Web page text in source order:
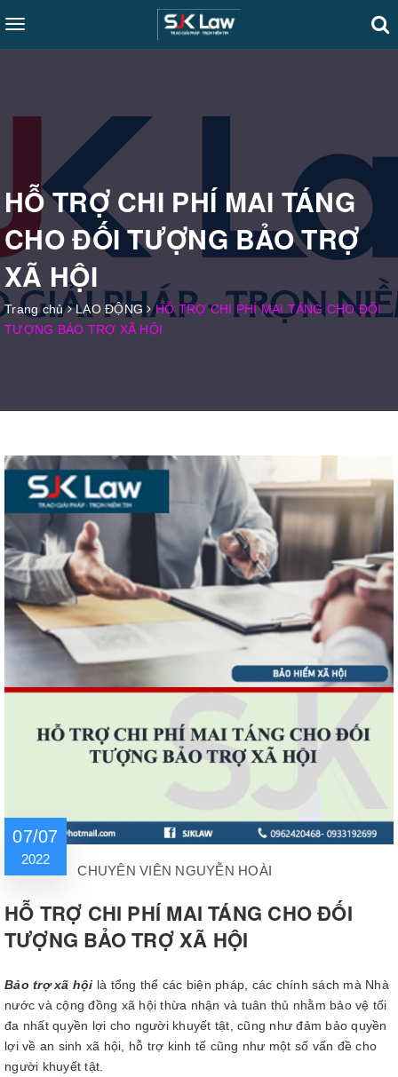
Toggle
navigation
HỖ TRỢ CHI PHÍ MAI TÁNG
CHO ĐỐI TƯỢNG BẢO TRỢ
XÃ HỘI
Trang chủ LAO ĐỘNG
HỖ TRỢ CHI PHÍ MAI TÁNG CHO ĐỐI
TƯỢNG BẢO TRỢ XÃ HỘI
07/07
2022
CHUYÊN VIÊN NGUYỄN HOÀI
HỖ TRỢ CHI PHÍ MAI TÁNG CHO ĐỐI
TƯỢNG BẢO TRỢ XÃ HỘI
Bảo trợ xã hội là tổng thể các biện pháp, các chính sách mà Nhà
nước và cộng đồng xã hội thừa nhận và tuân thủ nhằm bảo vệ tối
đa nhất quyền lợi cho người khuyết tật, cũng như đảm bảo quyền
lợi về an sinh xã hội, hỗ trợ kinh tế cũng như một số vấn đề cho
người khuyết tật.